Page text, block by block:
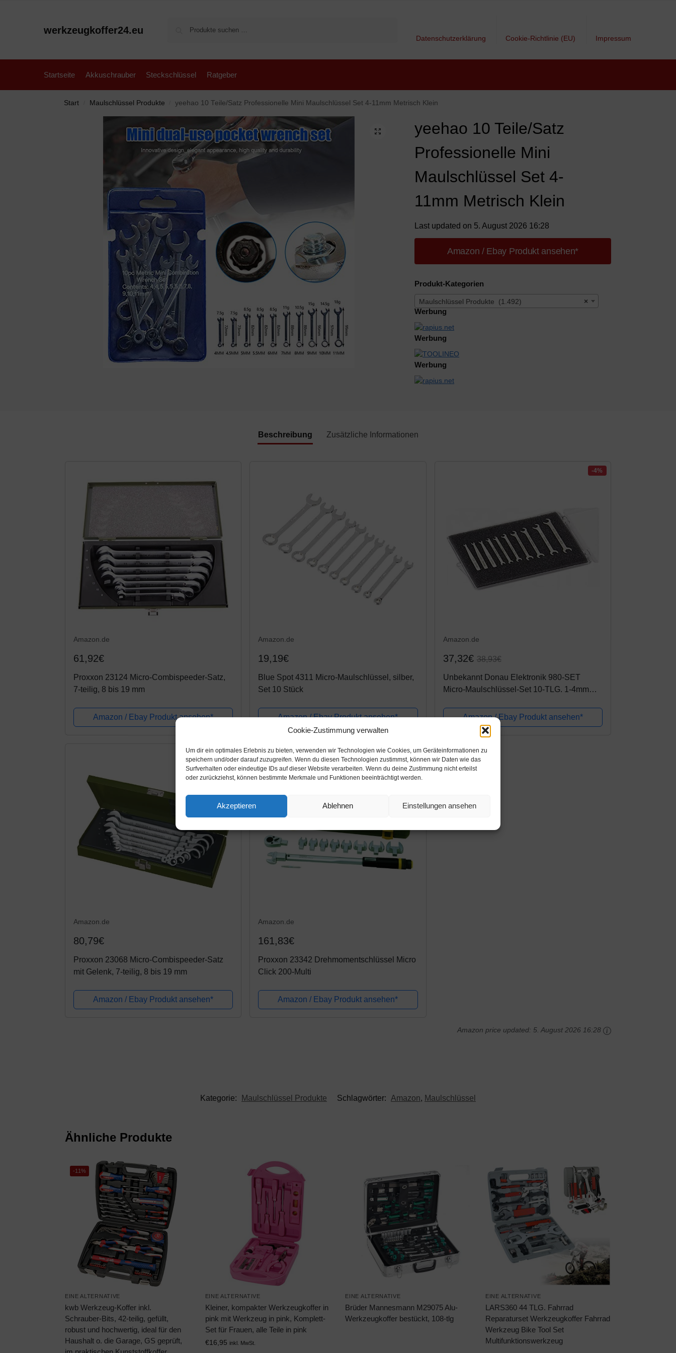
Cookie-Zustimmung verwalten
Um dir ein optimales Erlebnis zu bieten, verwenden wir Technologien wie Cookies, um Geräteinformationen zu
speichern und/oder darauf zuzugreifen. Wenn du diesen Technologien zustimmst, können wir Daten wie das
Surfverhalten oder eindeutige IDs auf dieser Website verarbeiten. Wenn du deine Zustimmung nicht erteilst
oder zurückziehst, können bestimmte Merkmale und Funktionen beeinträchtigt werden.
Akzeptieren Ablehnen Einstellungen ansehen
werkzeugkoffer24.eu
Datenschutzerklärung Cookie-Richtlinie (EU) Impressum
Startseite Akkuschrauber Steckschlüssel Ratgeber
Start Maulschlüssel Produkte yeehao 10 Teile/Satz Professionelle Mini Maulschlüssel Set 4-11mm Metrisch Klein
yeehao 10 Teile/Satz
Professionelle Mini
Maulschlüssel Set 4-
11mm Metrisch Klein
Last updated on 5. August 2026 16:28
Amazon / Ebay Produkt ansehen*
Produkt-Kategorien
×
Maulschlüssel Produkte (1.492)
Werbung
Werbung
Werbung
Beschreibung Zusätzliche Informationen
Amazon.de
61,92€
Proxxon 23124 Micro-Combispeeder-Satz,
7-teilig, 8 bis 19 mm
Amazon / Ebay Produkt ansehen*
Amazon.de
19,19€
Blue Spot 4311 Micro-Maulschlüssel, silber,
Set 10 Stück
Amazon / Ebay Produkt ansehen*
-4%
Amazon.de
37,32€ 38,93€
Unbekannt Donau Elektronik 980-SET
Micro-Maulschlüssel-Set 10-TLG. 1-4mm
Amazon / Ebay Produkt ansehen*
Amazon.de
80,79€
Proxxon 23068 Micro-Combispeeder-Satz
mit Gelenk, 7-teilig, 8 bis 19 mm
Amazon / Ebay Produkt ansehen*
Amazon.de
161,83€
Proxxon 23342 Drehmomentschlüssel Micro
Click 200-Multi
Amazon / Ebay Produkt ansehen*
Amazon price updated: 5. August 2026 16:28
Kategorie: Maulschlüssel Produkte Schlagwörter: Amazon, Maulschlüssel
Ähnliche Produkte
-11%
EINE ALTERNATIVE
kwb Werkzeug-Koffer inkl.
Schrauber-Bits, 42-teilig, gefüllt,
robust und hochwertig, ideal für den
Haushalt o. die Garage, GS geprüft,
EINE ALTERNATIVE
Kleiner, kompakter Werkzeugkoffer in
pink mit Werkzeug in pink, Komplett-
Set für Frauen, alle Teile in pink
€16,95 inkl. MwSt.
EINE ALTERNATIVE
Brüder Mannesmann M29075 Alu-
Werkzeugkoffer bestückt, 108-tlg
EINE ALTERNATIVE
LARS360 44 TLG. Fahrrad
Reparaturset Werkzeugkoffer Fahrrad
Werkzeug Bike Tool Set
Multifunktionswerkzeug